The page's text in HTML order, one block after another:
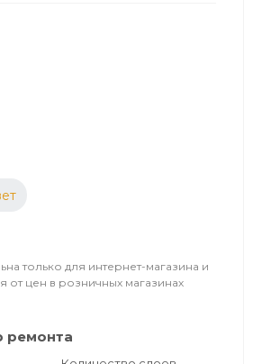
только для интернет-магазина и
от цен в розничных магазинах
ремонта